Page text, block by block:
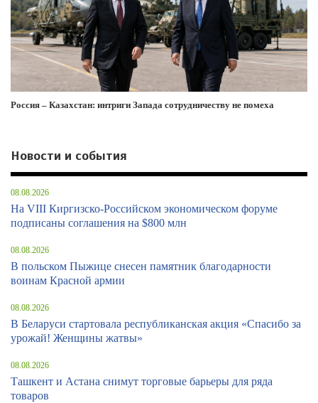
Россия – Казахстан: интриги Запада сотрудничеству не помеха
Новости и события
08.08.2026
На VIII Киргизско-Российском экономическом форуме
подписаны соглашения на $800 млн
08.08.2026
В польском Пыжице снесен памятник благодарности
воинам Красной армии
08.08.2026
В Беларуси стартовала республиканская акция «Спасибо за
урожай! Женщины жатвы»
08.08.2026
Ташкент и Астана снимут торговые барьеры для ряда
товаров